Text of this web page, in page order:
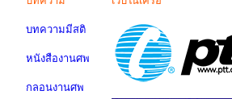
บทความมีสติ
หนังสืองานศพ
กลอนงานศพ